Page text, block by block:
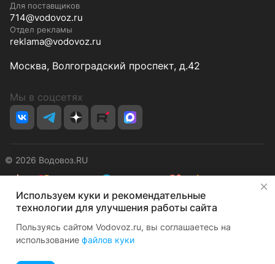
ректификации. Результат
процесса - удаления
разновидности тяжелой воды.
Следствие - качественно новая
степень чистоты питьевой воды.
Для поставщиков
714@vodovoz.ru
Отдел рекламы
reklama@vodovoz.ru
Москва, Волгоградский проспект, д.42
Мы в соцсетях
© 2026 Водовоз.RU
КонфиденциальностьОферта
Используем куки и рекомендательные
технологии для улучшения работы сайта
Пользуясь сайтом Vodovoz.ru, вы соглашаетесь на
использование файлов куки